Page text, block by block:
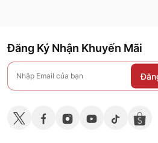
Đăng Ký Nhận Khuyến Mãi